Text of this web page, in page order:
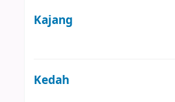
Kajang
Kedah